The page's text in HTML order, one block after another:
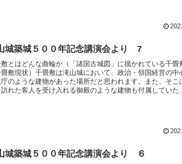
城築城５００年記念講演会より 7
とはどんな曲輪か（「諸国古城図」に描かれている千畳
畳敷現状）千畳敷は滝山城において、政治・領国経営の中
庁のような建物があった場所だと思われます。また、そこ
れた客人を受け入れる御殿のような建物も付属していた...
城築城５００年記念講演会より ６